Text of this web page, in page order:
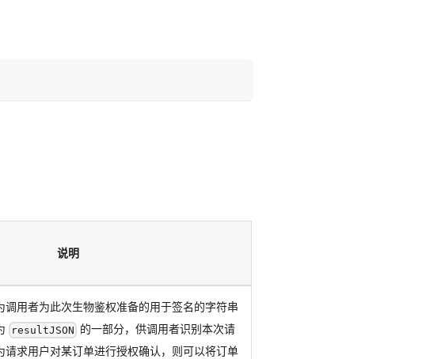
说明
调用者为此次生物鉴权准备的用于签名的字符串
resultJSON 的一部分，供调用者识别本次请
请求用户对某订单进行授权确认，则可以将订单